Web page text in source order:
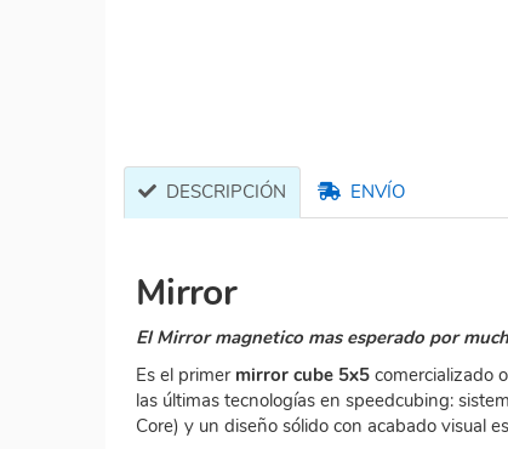
DESCRIPCIÓN ENVÍO
Mirror
El Mirror magnetico mas esperado por
Es el primer mirror cube 5x5 comercializado
las últimas tecnologías en speedcubing:
Core) y un diseño sólido con acabado visual